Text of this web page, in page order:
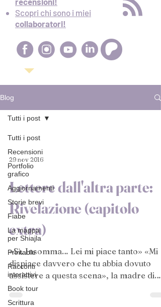
Scopri chi sono i miei
collaboratori!
Blog
Tutti i post
Recensioni
Portfolio
grafico
Aggiornamenti
Storie brevi
Fiabe
La mappa
per Shiajla
Printable
Racconti
interattivi
Book tour
Scrittura
Tutti i post
29 nov 2016
Lettere dall'altra parte:
Rivelazione (capitolo
extra)
«Sì. Insomma… Lei mi piace tanto» «Mi
dispiace davvero che tu abbia dovuto
assistere a questa scena», la madre di
Arty aveva un’aria...